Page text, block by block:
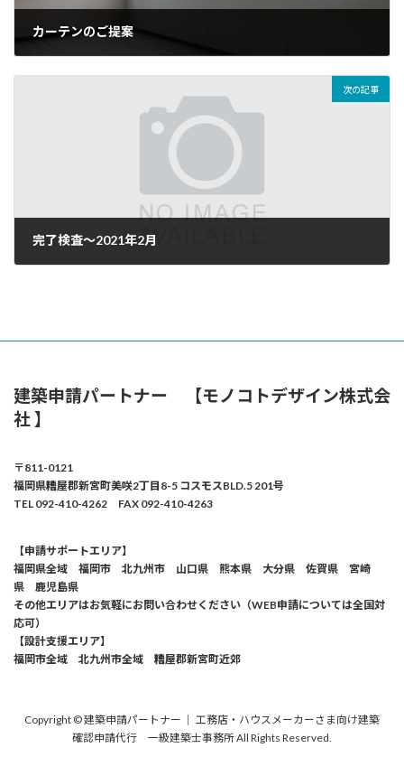
カーテンのご提案
2021年1月30日
次の記事
完了検査～2021年2月
2021年2月6日
建築申請パートナー 【モノコトデザイン株式会
社 】
〒811-0121
福岡県糟屋郡新宮町美咲2丁目8-5 コスモスBLD.5 201号
TEL 092-410-4262 FAX 092-410-4263
【申請サポートエリア】
福岡県全域 福岡市 北九州市 山口県 熊本県 大分県 佐賀県 宮崎
県 鹿児島県
その他エリアはお気軽にお問い合わせください（WEB申請については全国対
応可）
【設計支援エリア】
福岡市全域 北九州市全域 糟屋郡新宮町近郊
Copyright © 建築申請パートナー ｜ 工務店・ハウスメーカーさま向け建築
確認申請代行 一級建築士事務所 All Rights Reserved.